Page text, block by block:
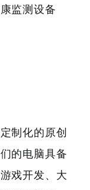
监测设备
制化的原创
的电脑具备
戏开发、大